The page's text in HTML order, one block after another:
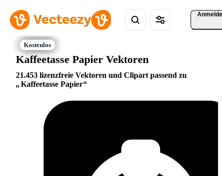
Kaffeetasse Papier Vektoren
21.453 lizenzfreie Vektoren und Clipart passend zu
Kaffeetasse Papier